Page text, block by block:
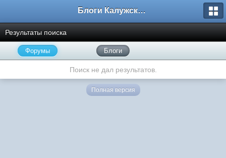
Блоги Калужского перекрестка
Результаты поиска
Форумы Блоги
Поиск не дал результатов.
Полная версия